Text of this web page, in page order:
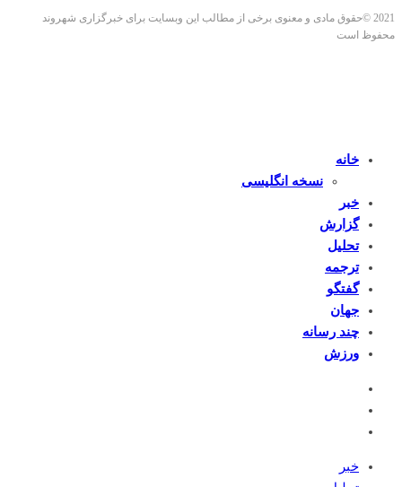
2021 ©حقوق مادی و معنوی برخی از مطالب این وبسایت برای خبرگزاری شهروند
محفوظ است
خانه
نسخه انگلیسی
خبر
گزارش
تحلیل
ترجمه
گفتگو
جهان
چند رسانه
ورزش
خبر